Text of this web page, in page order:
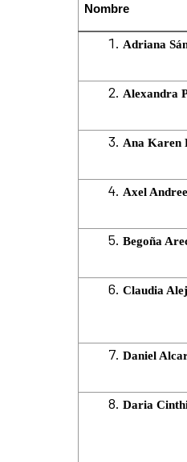
Nombre
Adriana
Alexandra
Ana Karen
Axel
Begoña
Claudia
Daniel
Daria